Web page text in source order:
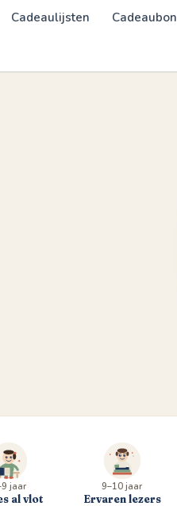
Cadeaulijsten Cadeaubon
jaar
al vlot
9–10 jaar
Ervaren lezers